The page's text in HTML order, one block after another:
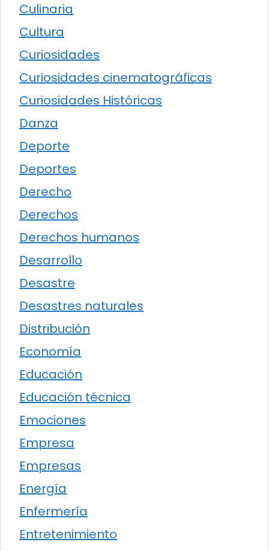
Culinaria
Cultura
Curiosidades
Curiosidades cinematográficas
Curiosidades Históricas
Danza
Deporte
Deportes
Derecho
Derechos
Derechos humanos
Desarrollo
Desastre
Desastres naturales
Distribución
Economía
Educación
Educación técnica
Emociones
Empresa
Empresas
Energía
Enfermería
Entretenimiento